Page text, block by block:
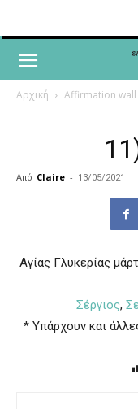
Αρχική Affirmation wall
Από Claire - 13/05/2021
Αγίας Γλυκερίας
Σέργιος,
* Υπάρχουν και